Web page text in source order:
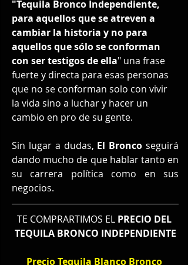
"Tequila Bronco Independiente,
para aquellos que se atreven a
cambiar la historia y no para
aquellos que sólo se conforman
con ser testigos de ella" una frase
fuerte y directa para esas personas
que no se conforman solo con vivir
la vida sino a luchar y hacer un
cambio en pro de su gente.
Sin lugar a dudas, El Bronco seguirá
dando mucho de que hablar tanto en
su carrera política como en sus
negocios.
TE COMPRARTIMOS EL PRECIO DEL
TEQUILA BRONCO INDEPENDIENTE
Precio Tequila Blanco Bronco